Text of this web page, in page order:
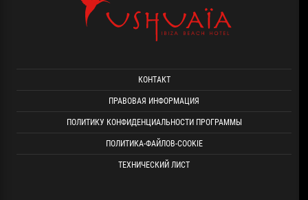
КОНТАКТ
ПРАВОВАЯ ИНФОРМАЦИЯ
ПОЛИТИКУ КОНФИДЕНЦИАЛЬНОСТИ ПРОГРАММЫ
ПОЛИТИКА-ФАЙЛОВ-COOKIE
ТЕХНИЧЕСКИЙ ЛИСТ